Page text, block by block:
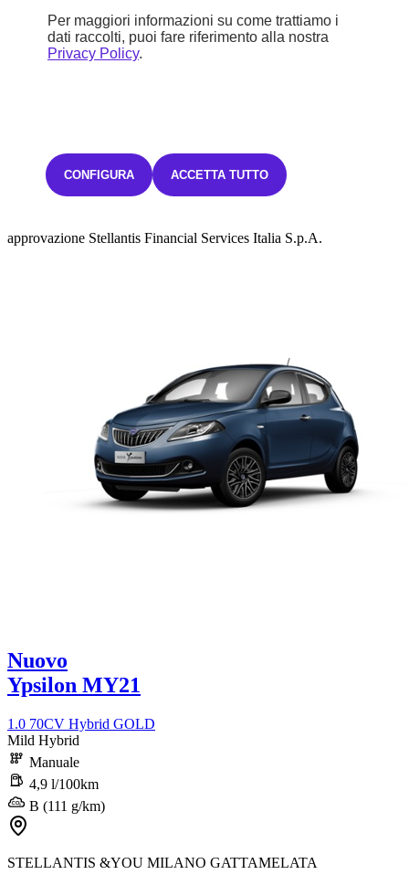
294,02€ Iva inclusa/mese
approvazione Stellantis Financial Services Italia S.p.A.
Nuovo
Ypsilon MY21
1.0 70CV Hybrid GOLD
Mild Hybrid
Manuale
4,9 l/100km
B (111 g/km)
STELLANTIS &YOU MILANO GATTAMELATA
Per maggiori informazioni su come trattiamo i
dati raccolti, puoi fare riferimento alla nostra
Privacy Policy.
CONFIGURA ACCETTA TUTTO